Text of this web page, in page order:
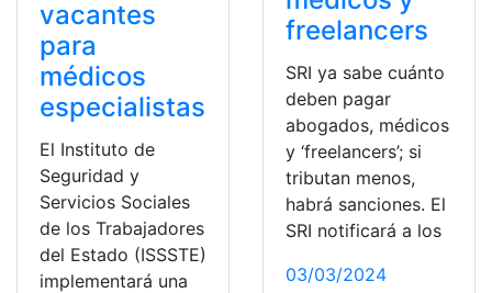
vacantes
para
médicos
especialistas
El Instituto de
Seguridad y
Servicios Sociales
de los Trabajadores
del Estado (ISSSTE)
implementará una
freelancers
SRI ya sabe cuánto
deben pagar
abogados, médicos
y ‘freelancers’; si
tributan menos,
habrá sanciones. El
SRI notificará a los
03/03/2024